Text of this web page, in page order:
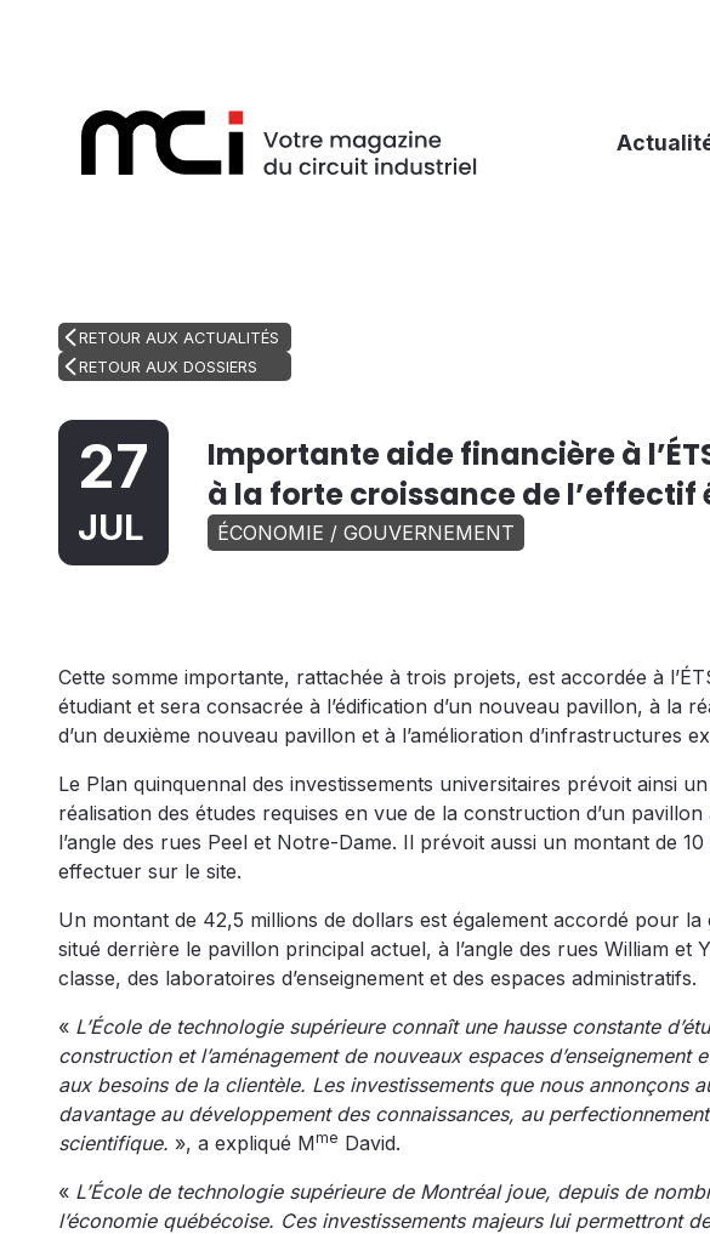
RETOUR AUX ACTUALITÉS
RETOUR AUX DOSSIERS
27
JUL
Importante aide financière à
à la forte croissance de
ÉCONOMIE / GOUVERNEMENT
Cette somme importante, rattachée à trois projets, est accordée à
étudiant et sera consacrée à l’édification d’un nouveau pavillon, à la
d’un deuxième nouveau pavillon et à l’amélioration d’infrastructures
Le Plan quinquennal des investissements universitaires prévoit ainsi
réalisation des études requises en vue de la construction d’un
l’angle des rues Peel et Notre-Dame. Il prévoit aussi un montant de
effectuer sur le site.
Un montant de 42,5 millions de dollars est également accordé pour
situé derrière le pavillon principal actuel, à l’angle des rues William et
classe, des laboratoires d’enseignement et des espaces administratifs.
« L’École de technologie supérieure connaît une hausse constante
construction et l’aménagement de nouveaux espaces
aux besoins de la clientèle. Les investissements que nous annonçons
davantage au développement des connaissances, au
scientifique. », a expliqué Mme David.
« L’École de technologie supérieure de Montréal joue, depuis de
l’économie québécoise. Ces investissements majeurs lui permettront